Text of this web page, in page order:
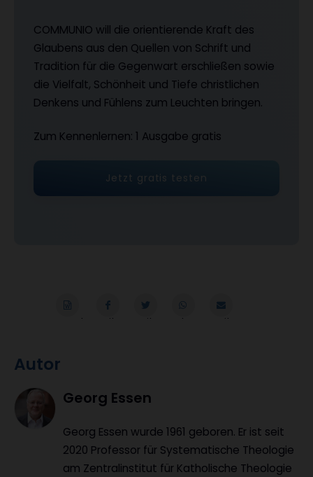
COMMUNIO will die orientierende Kraft des
Glaubens aus den Quellen von Schrift und
Tradition für die Gegenwart erschließen sowie
die Vielfalt, Schönheit und Tiefe christlichen
Denkens und Fühlens zum Leuchten bringen.
Zum Kennenlernen: 1 Ausgabe gratis
Jetzt gratis testen
Word Teilen Teilen WhatsappMailen
Überschrift
Artikel-
Infos
Autor
Georg Essen
Georg Essen wurde 1961 geboren. Er ist seit
2020 Professor für Systematische Theologie
am Zentralinstitut für Katholische Theologie